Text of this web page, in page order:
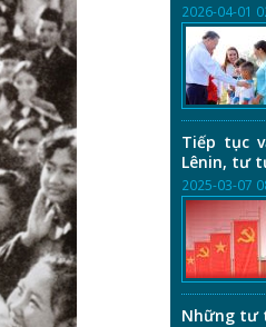
2026-04-01
Tiếp tục
Lênin, tư
2025-03-07
Những tư